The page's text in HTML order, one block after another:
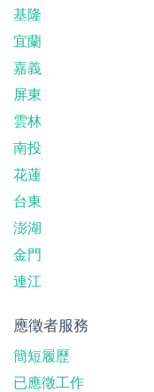
基隆
宜蘭
嘉義
屏東
雲林
南投
花蓮
台東
澎湖
金門
連江
應徵者服務
簡短履歷
已應徵工作